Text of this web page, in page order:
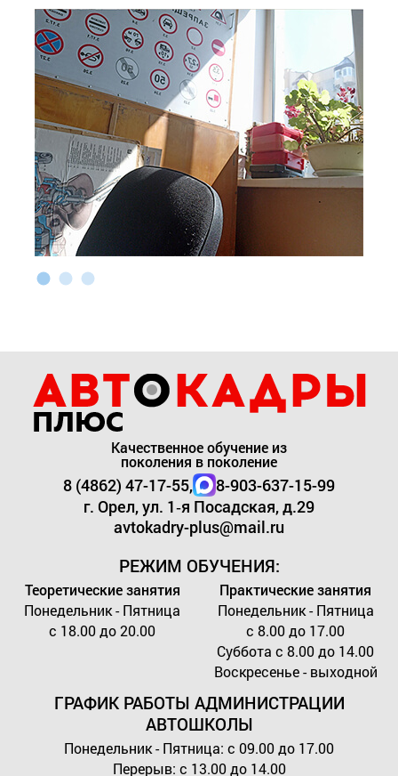
Качественное обучение из
поколения в поколение
8 (4862) 47-17-55,
8-903-637-15-99
г. Орел, ул. 1‑я Посадская, д.29
avtokadry-plus@mail.ru
РЕЖИМ ОБУЧЕНИЯ:
Теоретические занятия
Понедельник - Пятница
с 18.00 до 20.00
Практические занятия
Понедельник - Пятница
с 8.00 до 17.00
Суббота с 8.00 до 14.00
Воскресенье - выходной
ГРАФИК РАБОТЫ АДМИНИСТРАЦИИ
АВТОШКОЛЫ
Понедельник - Пятница: с 09.00 до 17.00
Перерыв: с 13.00 до 14.00